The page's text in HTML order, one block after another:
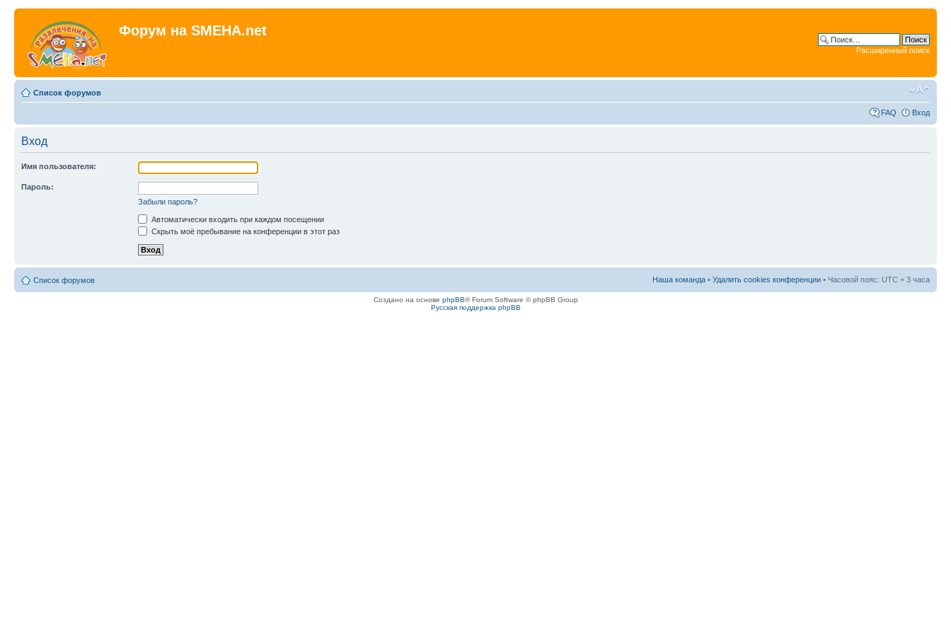
Форум на SMEHA.net
Расширенный поиск
Список форумов
FAQ Вход
Вход
Имя пользователя:
Пароль:
Забыли пароль?
Автоматически входить при каждом посещении
Скрыть моё пребывание на конференции в этот раз
Список форумов Наша команда • Удалить cookies конференции • Часовой пояс: UTC + 3 часа
Создано на основе phpBB® Forum Software © phpBB Group
Русская поддержка phpBB